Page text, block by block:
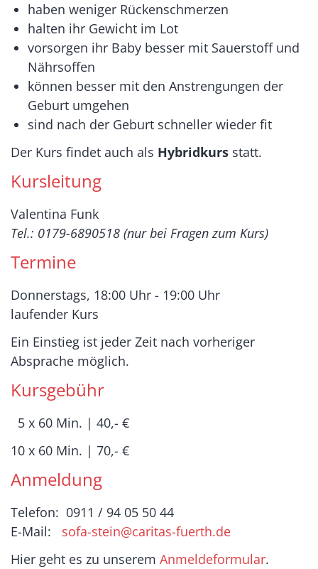
haben weniger Rückenschmerzen
halten ihr Gewicht im Lot
vorsorgen ihr Baby besser mit Sauerstoff und
Nährsoffen
können besser mit den Anstrengungen der
Geburt umgehen
sind nach der Geburt schneller wieder fit
Der Kurs findet auch als Hybridkurs statt.
Kursleitung
Valentina Funk
Tel.: 0179-6890518 (nur bei Fragen zum Kurs)
Termine
Donnerstags, 18:00 Uhr - 19:00 Uhr
laufender Kurs
Ein Einstieg ist jeder Zeit nach vorheriger
Absprache möglich.
Kursgebühr
5 x 60 Min. | 40,- €
10 x 60 Min. | 70,- €
Anmeldung
Telefon: 0911 / 94 05 50 44
E-Mail: sofa-stein@caritas-fuerth.de
Hier geht es zu unserem Anmeldeformular.